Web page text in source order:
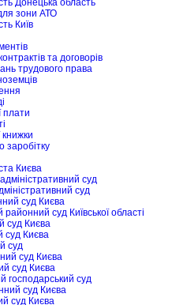
Донецька область
зони АТО
Київ
та договорів
трудового права
плати
заробітку
Києва
суд
суд
суд Києва
суд Київської області
суд Києва
суд Києва
суд
суд Києва
суд Києва
господарський суд
суд Києва
суд Києва